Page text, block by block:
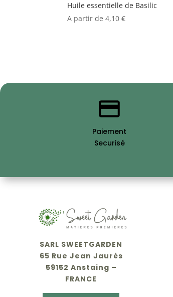
Huile essentielle de Basilic
A partir de4,10€
Paiement
Securisé
SARL SWEETGARDEN
65 Rue Jean Jaurès
59152 Anstaing –
FRANCE